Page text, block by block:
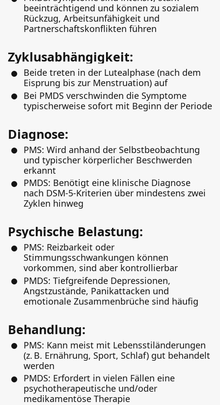
beeinträchtigend und können zu sozialem
Rückzug, Arbeitsunfähigkeit und
Partnerschaftskonflikten führen
Zyklusabhängigkeit:
Beide treten in der Lutealphase (nach dem
Eisprung bis zur Menstruation) auf
Bei PMDS verschwinden die Symptome
typischerweise sofort mit Beginn der Periode
Diagnose:
PMS: Wird anhand der Selbstbeobachtung
und typischer körperlicher Beschwerden
erkannt
PMDS: Benötigt eine klinische Diagnose
nach DSM-5-Kriterien über mindestens zwei
Zyklen hinweg
Psychische Belastung:
PMS: Reizbarkeit oder
Stimmungsschwankungen können
vorkommen, sind aber kontrollierbar
PMDS: Tiefgreifende Depressionen,
Angstzustände, Panikattacken und
emotionale Zusammenbrüche sind häufig
Behandlung:
PMS: Kann meist mit Lebensstiländerungen
(z. B. Ernährung, Sport, Schlaf) gut behandelt
werden
PMDS: Erfordert in vielen Fällen eine
psychotherapeutische und/oder
medikamentöse Therapie